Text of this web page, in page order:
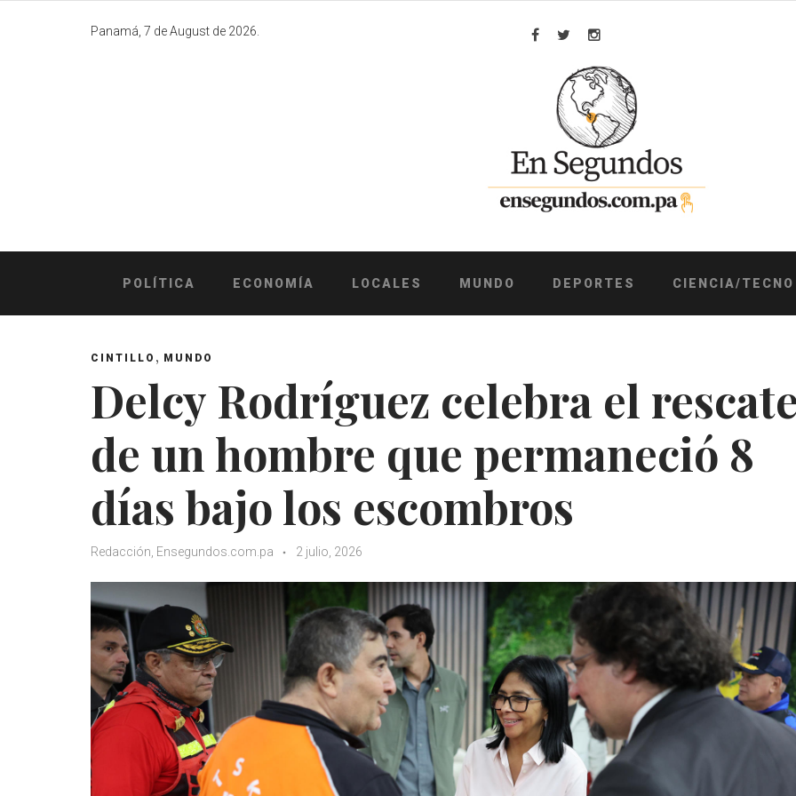
Panamá, 7 de August de 2026.
Facebook
TwitterInstagram
POLÍTICA ECONOMÍA LOCALES MUNDO DEPORTES CIENCIA/TECNO
CINTILLO , MUNDO
Delcy Rodríguez celebra el
de un hombre que permaneció 8
días bajo los escombros
Redacción, Ensegundos.com.pa 2 julio, 2026